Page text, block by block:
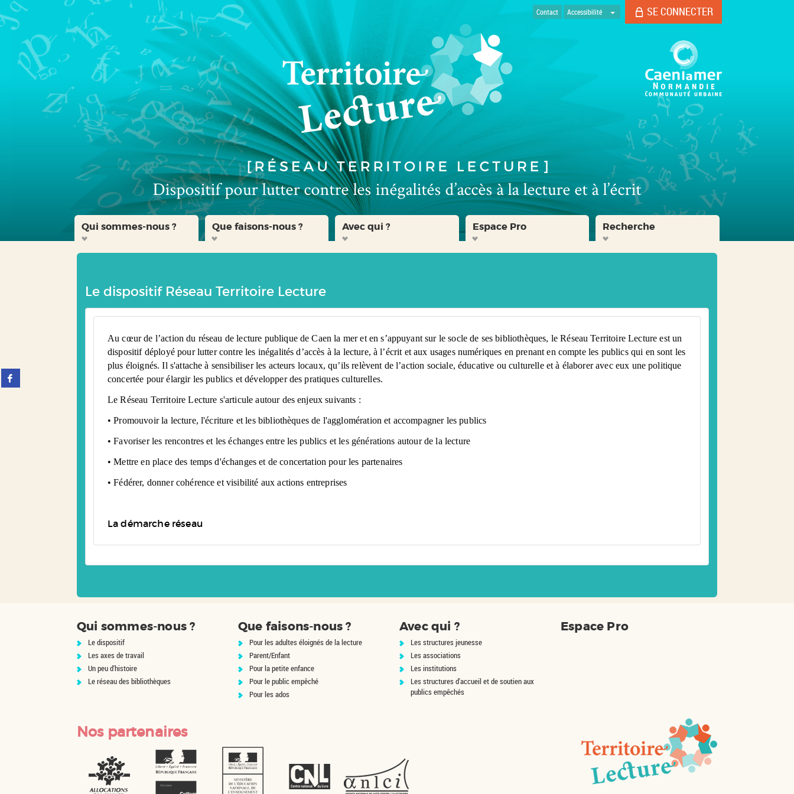
Aller
menu
Aller
contenu
Aller
la
recherche
Contact Accessibilité SE CONNECTER
Qui sommes-nous ? Que faisons-nous ? Avec qui ? Espace Pro Recherche
Partager
sur
Le dispositif Réseau Territoire Lecture
Au cœur de l’action du réseau de lecture publique de Caen la mer et en s’appuyant sur le socle de ses bibliothèques, le Réseau Territoire Lecture est un
dispositif déployé pour lutter contre les inégalités d’accès à la lecture, à l’écrit et aux usages numériques en prenant en compte les publics qui en sont les
plus éloignés. Il s'attache à sensibiliser les acteurs locaux, qu’ils relèvent de l’action sociale, éducative ou culturelle et à élaborer avec eux une politique
concertée pour élargir les publics et développer des pratiques culturelles.
Le Réseau Territoire Lecture s'articule autour des enjeux suivants :
• Promouvoir la lecture, l'écriture et les bibliothèques de l'agglomération et accompagner les publics
• Favoriser les rencontres et les échanges entre les publics et les générations autour de la lecture
• Mettre en place des temps d'échanges et de concertation pour les partenaires
• Fédérer, donner cohérence et visibilité aux actions entreprises
La démarche réseau
Qui sommes-nous ?
Le dispositif
Les axes de travail
Un peu d'histoire
Le réseau des bibliothèques
Que faisons-nous ?
Pour les adultes éloignés de la lecture
Parent/Enfant
Pour la petite enfance
Pour le public empêché
Pour les ados
Avec qui ?
Les structures jeunesse
Les associations
Les institutions
Les structures d'accueil et de soutien aux
publics empêchés
Espace Pro
Nos partenaires